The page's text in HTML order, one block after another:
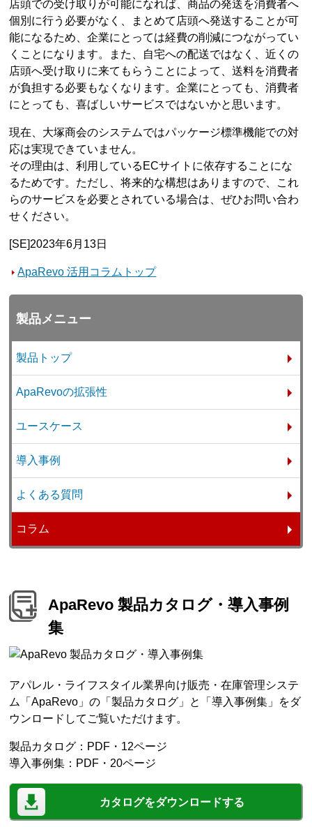
店頭での受け取りが可能になれば、商品の発送を消費者へ
個別に行う必要がなく、まとめて店頭へ発送することが可
能になるため、企業にとっては経費の削減につながってい
くことになります。また、自宅への配送ではなく、近くの
店頭へ受け取りに来てもらうことによって、送料を消費者
が負担する必要もなくなります。企業にとっても、消費者
にとっても、喜ばしいサービスではないかと思います。
現在、大塚商会のシステムではパッケージ標準機能での対
応は実現できていません。
その理由は、利用しているECサイトに依存することにな
るためです。ただし、将来的な構想はありますので、これ
らのサービスを必要とされている場合は、ぜひお問い合わ
せください。
[SE]2023年6月13日
ApaRevo 活用コラムトップ
製品メニュー
製品トップ
ApaRevoの拡張性
ユースケース
導入事例
よくある質問
コラム
ApaRevo 製品カタログ・導入事例
集
アパレル・ライフスタイル業界向け販売・在庫管理システ
ム「ApaRevo」の「製品カタログ」と「導入事例集」をダ
ウンロードしてご覧いただけます。
製品カタログ：PDF・12ページ
導入事例集：PDF・20ページ
カタログをダウンロードする